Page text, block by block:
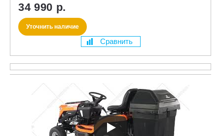
34 990 р.
Уточнить наличие
Сравнить